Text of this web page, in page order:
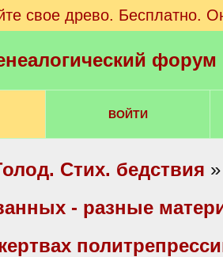
свое древо. Бесплатно.
ВОЙТИ
Стих. бедствия
- разные